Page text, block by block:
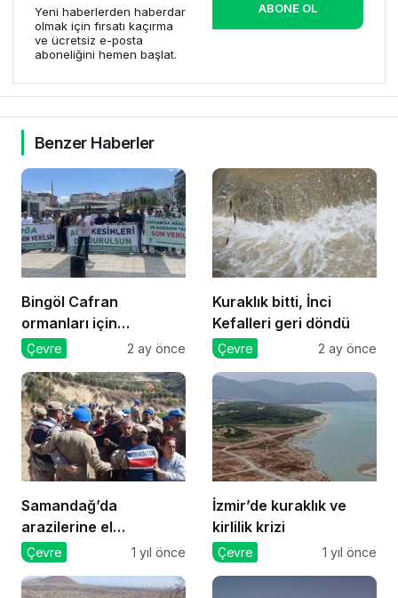
Yeni haberlerden haberdar
olmak için fırsatı kaçırma
ve ücretsiz e-posta
aboneliğini hemen başlat.
ABONE OL
Benzer Haberler
Bingöl Cafran
ormanları için
mücadele
Çevre 2 ay önce
Kuraklık bitti, İnci
Kefalleri geri döndü
Çevre 2 ay önce
Samandağ’da
arazilerine el
konmasına karşı
müdahale etti
Çevre 1 yıl önce
İzmir’de kuraklık ve
kirlilik krizi
Çevre 1 yıl önce